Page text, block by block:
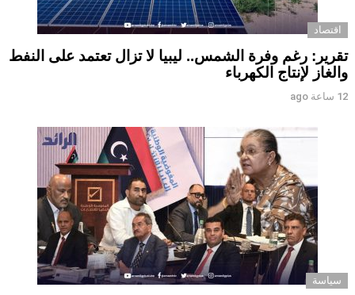
اقتصاد
تقرير: رغم وفرة الشمس.. ليبيا لا تزال تعتمد على النفط
والغاز لإنتاج الكهرباء
12 ساعة ago
سياسة